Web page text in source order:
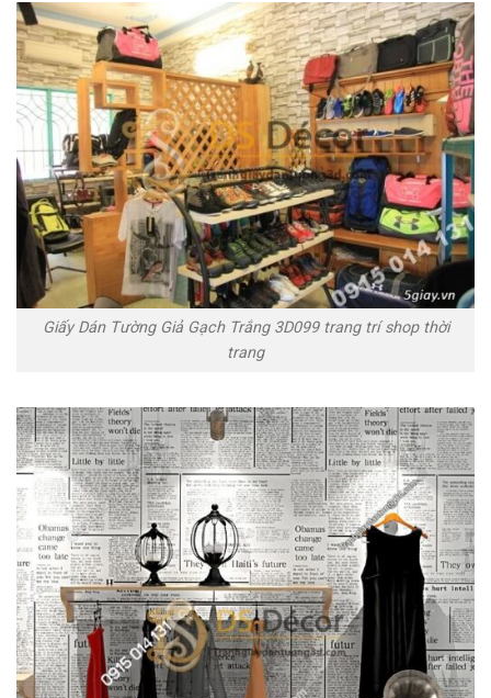
Giấy Dán Tường Giả Gạch Trắng 3D099 trang trí shop thời
trang